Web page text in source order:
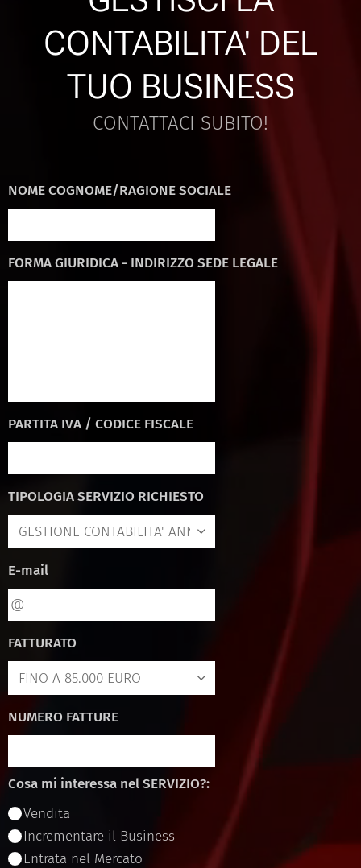
CONTABILITA' DEL
TUO BUSINESS
CONTATTACI SUBITO!
NOME COGNOME/RAGIONE SOCIALE
FORMA GIURIDICA - INDIRIZZO SEDE LEGALE
PARTITA IVA / CODICE FISCALE
TIPOLOGIA SERVIZIO RICHIESTO
E-mail
FATTURATO
NUMERO FATTURE
Cosa mi interessa nel SERVIZIO?:
Vendita
Incrementare il Business
Entrata nel Mercato